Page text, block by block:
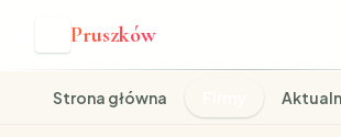
Pruszków
Strona główna